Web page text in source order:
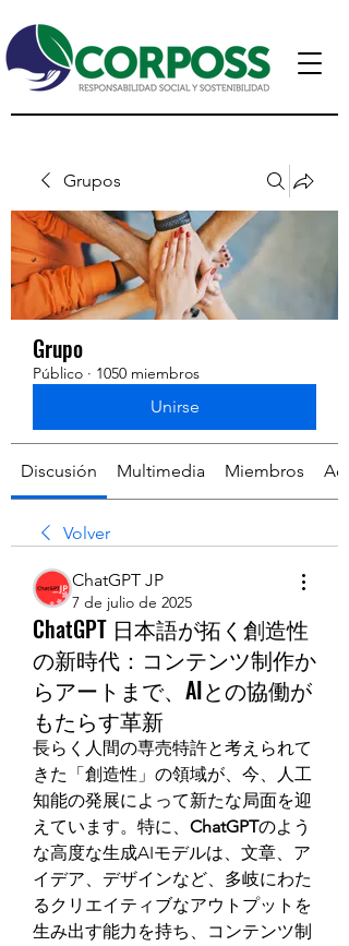
Grupos
Grupo
Público · 1050 miembros
Unirse
Discusión Multimedia Miembros
Volver
ChatGPT JP
7 de julio de 2025
ChatGPT 日本語が拓く創造性
の新時代：コンテンツ制作か
らアートまで、AIとの協働が
もたらす革新
長らく人間の専売特許と考えられて
きた「創造性」の領域が、今、人工
知能の発展によって新たな局面を迎
えています。特に、 ChatGPTのよう
な高度な生成AIモデルは、文章、ア
イデア、デザインなど、多岐にわた
るクリエイティブなアウトプットを
生み出す能力を持ち、コンテンツ制